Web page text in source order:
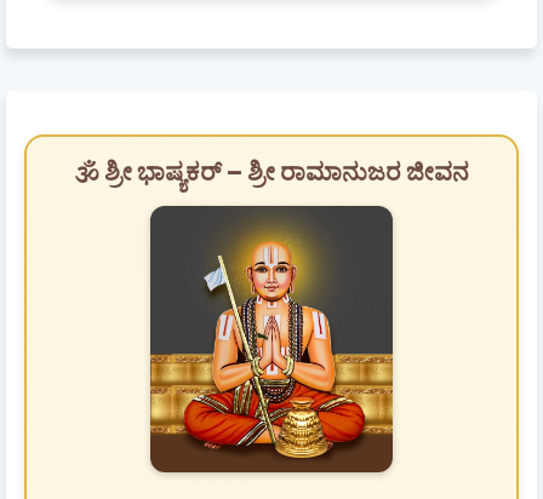
🕉️ ಶ್ರೀ ಭಾಷ್ಯಕರ್ – ಶ್ರೀ ರಾಮಾನುಜರ ಜೀವನ